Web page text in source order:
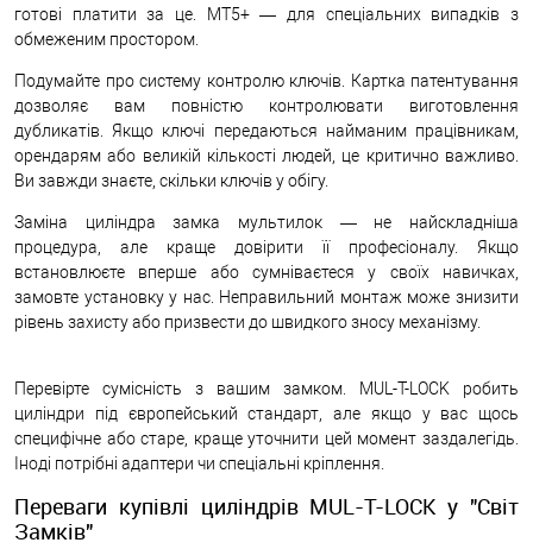
готові платити за це. MT5+ — для спеціальних випадків з
обмеженим простором.
Подумайте про систему контролю ключів. Картка патентування
дозволяє вам повністю контролювати виготовлення
дубликатів. Якщо ключі передаються найманим працівникам,
орендарям або великій кількості людей, це критично важливо.
Ви завжди знаєте, скільки ключів у обігу.
Заміна циліндра замка мультилок — не найскладніша
процедура, але краще довірити її професіоналу. Якщо
встановлюєте вперше або сумніваєтеся у своїх навичках,
замовте установку у нас. Неправильний монтаж може знизити
рівень захисту або призвести до швидкого зносу механізму.
Перевірте сумісність з вашим замком. MUL-T-LOCK робить
циліндри під європейський стандарт, але якщо у вас щось
специфічне або старе, краще уточнити цей момент заздалегідь.
Іноді потрібні адаптери чи спеціальні кріплення.
Переваги купівлі циліндрів MUL-T-LOCK у "Світ
Замків"